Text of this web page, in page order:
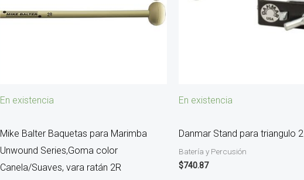
En existencia
Mike Balter Baquetas para Marimba
Unwound Series,Goma color
Canela/Suaves, vara ratán 2R
En existencia
Danmar Stand para triangulo
Batería y Percusión
$740.87